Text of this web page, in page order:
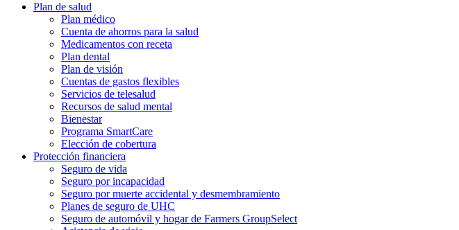
Plan de salud
Plan médico
Cuenta de ahorros para la salud
Medicamentos con receta
Plan dental
Plan de visión
Cuentas de gastos flexibles
Servicios de telesalud
Recursos de salud mental
Bienestar
Programa SmartCare
Elección de cobertura
Protección financiera
Seguro de vida
Seguro por incapacidad
Seguro por muerte accidental y desmembramiento
Planes de seguro de UHC
Seguro de automóvil y hogar de Farmers GroupSelect